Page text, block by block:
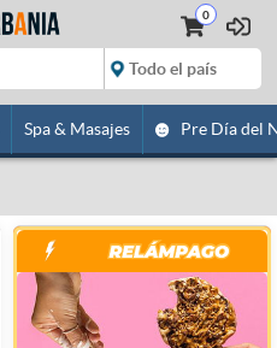
0
Spa & Masajes Pre Día del